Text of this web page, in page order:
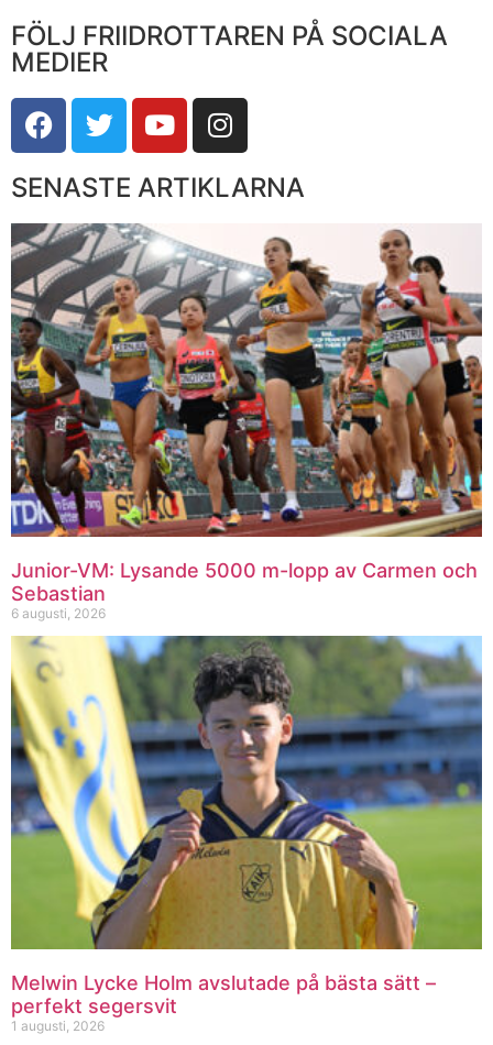
FÖLJ FRIIDROTTAREN PÅ SOCIALA
MEDIER
SENASTE ARTIKLARNA
Junior-VM: Lysande 5000 m-lopp av Carmen och
Sebastian
6 augusti, 2026
Melwin Lycke Holm avslutade på bästa sätt –
perfekt segersvit
1 augusti, 2026